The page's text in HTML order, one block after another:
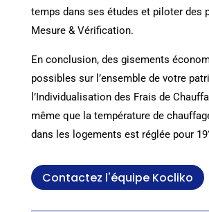
temps dans ses études et piloter des
Mesure & Vérification.
En conclusion, des gisements
possibles sur l’ensemble de votre
l’Individualisation des Frais de
même que la température de
dans les logements est réglée pour
Contactez l'équipe Kocliko